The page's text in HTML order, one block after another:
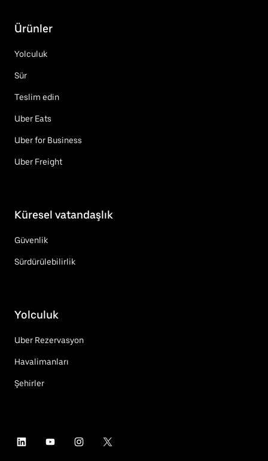
Ürünler
Yolculuk
Sür
Teslim edin
Uber Eats
Uber for Business
Uber Freight
Küresel vatandaşlık
Güvenlik
Sürdürülebilirlik
Yolculuk
Uber Rezervasyon
Havalimanları
Şehirler